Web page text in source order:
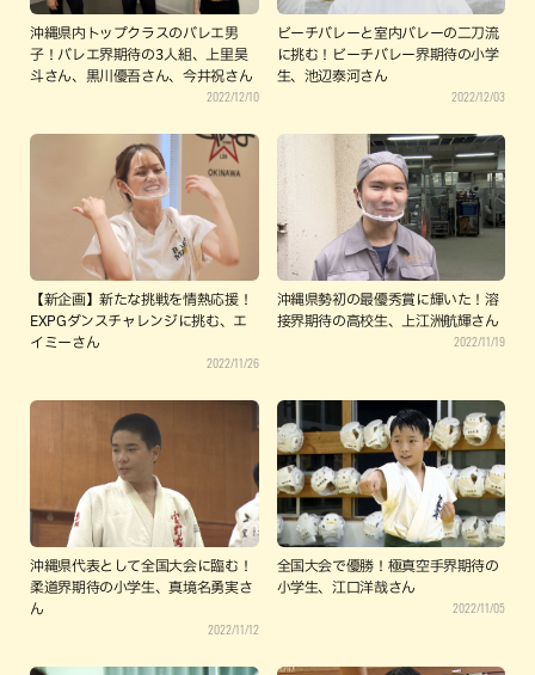
沖縄県内トップクラスのバレエ男
子！バレエ界期待の3人組、上里昊
斗さん、黒川優吾さん、今井祝さん
2022/12/10
ビーチバレーと室内バレーの二刀流
に挑む！ビーチバレー界期待の小学
生、池辺泰河さん
2022/12/03
【新企画】新たな挑戦を情熱応援！
EXPGダンスチャレンジに挑む、エ
イミーさん
2022/11/26
沖縄県勢初の最優秀賞に輝いた！溶
接界期待の高校生、上江洲航輝さん
2022/11/19
沖縄県代表として全国大会に臨む！
柔道界期待の小学生、真境名勇実さ
ん
2022/11/12
全国大会で優勝！極真空手界期待の
小学生、江口洋哉さん
2022/11/05